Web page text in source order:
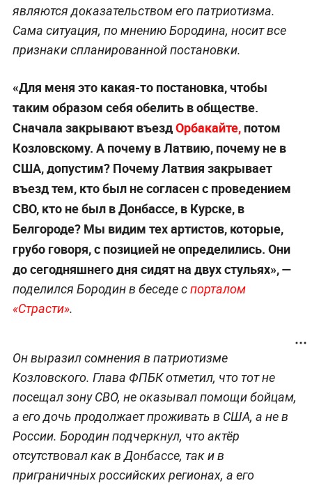
являются доказательством его патриотизма.
Сама ситуация, по мнению Бородина, носит все
признаки спланированной постановки.
«Для меня это какая-то постановка, чтобы
таким образом себя обелить в обществе.
Сначала закрывают въездОрбакайте, потом
Козловскому. А почему в Латвию, почему не в
США, допустим? Почему Латвия закрывает
въезд тем, кто был не согласен с проведением
СВО, кто не был в Донбассе, в Курске, в
Белгороде? Мы видим тех артистов, которые,
грубо говоря, с позицией не определились. Они
до сегодняшнего дня сидят на двух стульях», —
поделился Бородин в беседе спорталом
«Страсти».
Он выразил сомнения в патриотизме
Козловского. Глава ФПБК отметил, что тот не
посещал зону СВО, не оказывал помощи бойцам,
а его дочь продолжает проживать в США, а не в
России. Бородин подчеркнул, что актёр
отсутствовал как в Донбассе, так и в
приграничных российских регионах, а его